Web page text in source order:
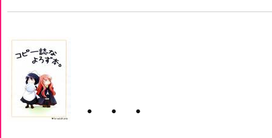
・・・